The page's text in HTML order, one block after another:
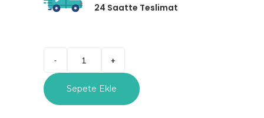
24 Saatte Teslimat
Sepete Ekle